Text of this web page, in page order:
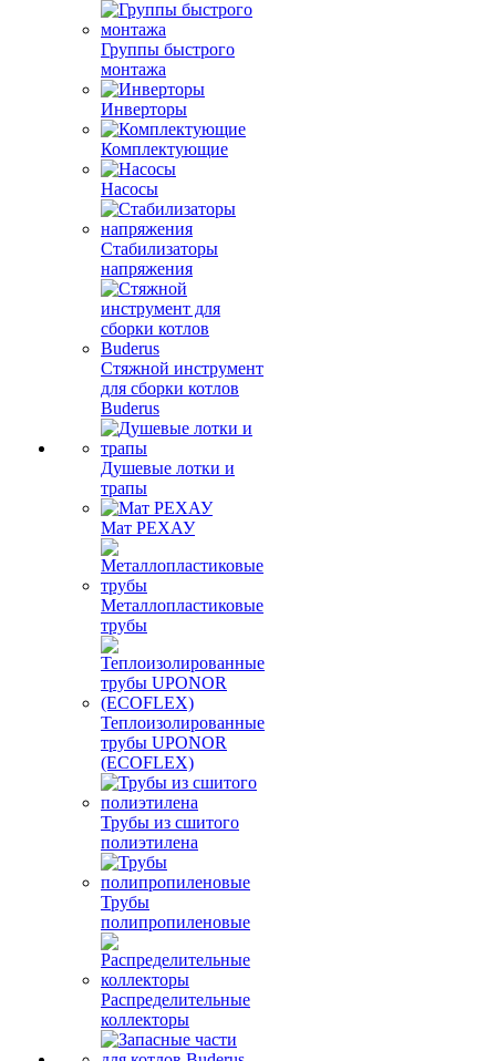
Группы быстрого
монтажа
Инверторы
Комплектующие
Насосы
Стабилизаторы
напряжения
Стяжной инструмент
для сборки котлов
Buderus
Душевые лотки и
трапы
Мат РЕХАУ
Металлопластиковые
трубы
Теплоизолированные
трубы UPONOR
(ECOFLEX)
Трубы из сшитого
полиэтилена
Трубы
полипропиленовые
Распределительные
коллекторы